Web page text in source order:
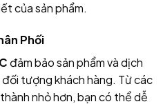
của sản phẩm.
Phối
đảm bảo sản phẩm và dịch
tượng khách hàng. Từ các
nhỏ hơn, bạn có thể dễ